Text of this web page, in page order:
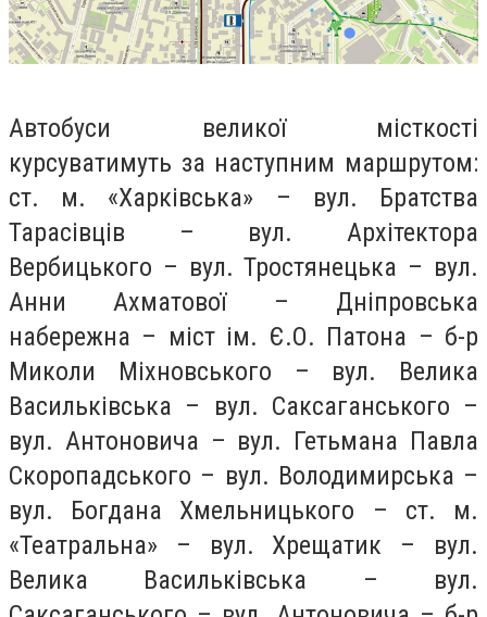
Автобуси великої місткості
курсуватимуть за наступним маршрутом:
ст. м. «Харківська» – вул. Братства
Тарасівців – вул. Архітектора
Вербицького – вул. Тростянецька – вул.
Анни Ахматової – Дніпровська
набережна – міст ім. Є.О. Патона – б-р
Миколи Міхновського – вул. Велика
Васильківська – вул. Саксаганського –
вул. Антоновича – вул. Гетьмана Павла
Скоропадського – вул. Володимирська –
вул. Богдана Хмельницького – ст. м.
«Театральна» – вул. Хрещатик – вул.
Велика Васильківська – вул.